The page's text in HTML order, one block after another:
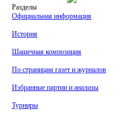
Разделы
Официальная информация
История
Шашечная композиция
По страницам газет и журналов
Избранные партии и анализы
Турниры